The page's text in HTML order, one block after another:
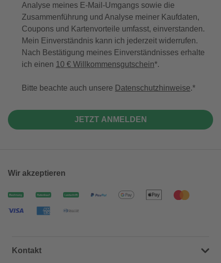
Analyse meines E-Mail-Umgangs sowie die
Zusammenführung und Analyse meiner Kaufdaten,
Coupons und Kartenvorteile umfasst, einverstanden.
Mein Einverständnis kann ich jederzeit widerrufen.
Nach Bestätigung meines Einverständnisses erhalte
ich einen 10 € Willkommensgutschein*.
Bitte beachte auch unsere Datenschutzhinweise.
JETZT ANMELDEN
Wir akzeptieren
Kontakt